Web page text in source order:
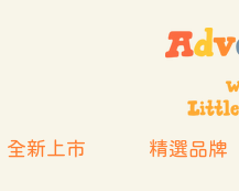
全新上市 精選品牌